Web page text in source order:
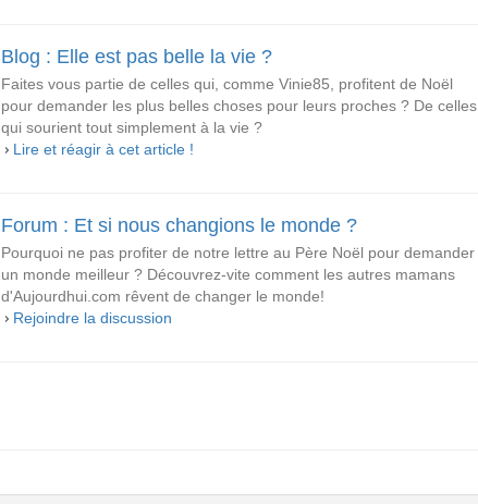
Blog : Elle est pas belle la vie ?
Faites vous partie de celles qui, comme Vinie85, profitent de Noël
pour demander les plus belles choses pour leurs proches ? De celles
qui sourient tout simplement à la vie ?
Lire et réagir à cet article !
Forum : Et si nous changions le monde ?
Pourquoi ne pas profiter de notre lettre au Père Noël pour demander
un monde meilleur ? Découvrez-vite comment les autres mamans
d'Aujourdhui.com rêvent de changer le monde!
Rejoindre la discussion